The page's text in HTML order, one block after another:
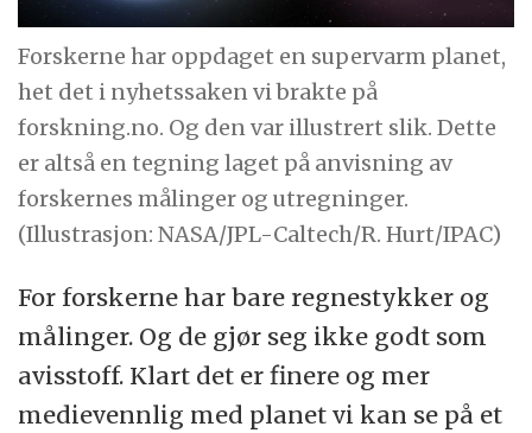
Forskerne har oppdaget en supervarm planet,
het det i nyhetssaken vi brakte på
forskning.no. Og den var illustrert slik. Dette
er altså en tegning laget på anvisning av
forskernes målinger og utregninger.
(Illustrasjon: NASA/JPL-Caltech/R. Hurt/IPAC)
For forskerne har bare regnestykker og
målinger. Og de gjør seg ikke godt som
avisstoff. Klart det er finere og mer
medievennlig med planet vi kan se på et